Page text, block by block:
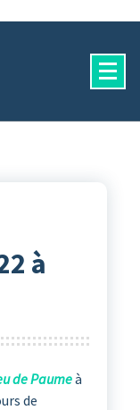
à
de Paumeà
de